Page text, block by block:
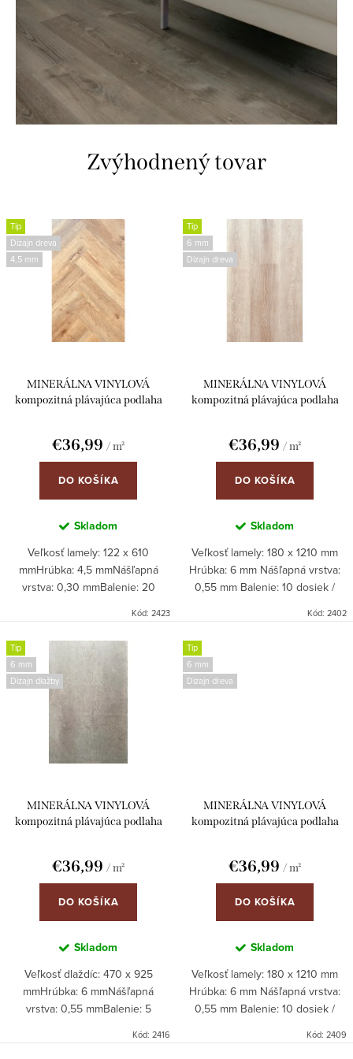
Zvýhodnený tovar
Tip
Dizajn dreva
4,5 mm
MINERÁLNA VINYLOVÁ
kompozitná plávajúca podlaha
integrovanou podložkou
€36,99 / m²
DO KOŠÍKA
Skladom
Veľkosť lamely: 122 x 610
mmHrúbka: 4,5 mmNášľapná
vrstva: 0,30 mmBalenie: 20
1,49 m² Objednávky len na celé
balenia!
Kód: 2423
Tip
6 mm
Dizajn dreva
MINERÁLNA VINYLOVÁ
kompozitná plávajúca podlaha
€36,99 / m²
DO KOŠÍKA
Skladom
Veľkosť lamely: 180 x 1210 mm
Hrúbka: 6 mm Nášľapná vrstva:
0,55 mm Balenie: 10 dosiek /
Kód: 2402
Tip
6 mm
Dizajn dlažby
MINERÁLNA VINYLOVÁ
kompozitná plávajúca podlaha
podložkou
€36,99 / m²
DO KOŠÍKA
Skladom
Veľkosť dlaždíc: 470 x 925
mmHrúbka: 6 mmNášľapná
vrstva: 0,55 mmBalenie: 5
Kód: 2416
Tip
6 mm
Dizajn dreva
MINERÁLNA VINYLOVÁ
kompozitná plávajúca podlaha
€36,99 / m²
DO KOŠÍKA
Skladom
Veľkosť lamely: 180 x 1210 mm
Hrúbka: 6 mm Nášľapná vrstva:
0,55 mm Balenie: 10 dosiek /
Kód: 2409